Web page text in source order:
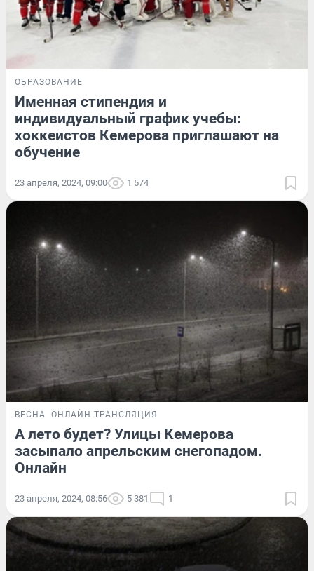
ОБРАЗОВАНИЕ
Именная стипендия и
индивидуальный график учебы:
хоккеистов Кемерова приглашают на
обучение
23 апреля, 2024, 09:00 1 574
ВЕСНА ОНЛАЙН-ТРАНСЛЯЦИЯ
А лето будет? Улицы Кемерова
засыпало апрельским снегопадом.
Онлайн
23 апреля, 2024, 08:56 5 381 1